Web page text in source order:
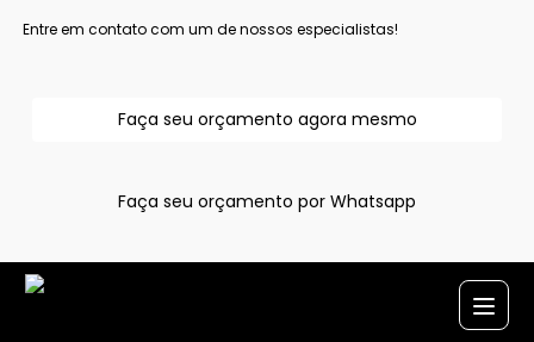
Entre em contato com um de nossos especialistas!
Faça seu orçamento agora mesmo
Faça seu orçamento por Whatsapp